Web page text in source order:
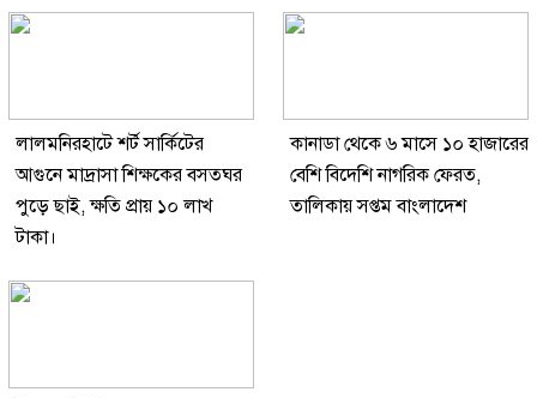
লালমনিরহাটে শর্ট সার্কিটের
আগুনে মাদ্রাসা শিক্ষকের বসতঘর
পুড়ে ছাই, ক্ষতি প্রায় ১০ লাখ
টাকা।
কানাডা থেকে ৬ মাসে ১০ হাজারের
বেশি বিদেশি নাগরিক ফেরত,
তালিকায় সপ্তম বাংলাদেশ